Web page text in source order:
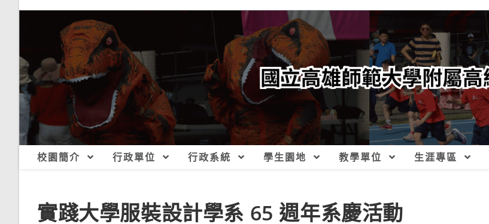
校園簡介 行政單位 行政系統 學生園地 教學單位 生涯專區
實踐大學服裝設計學系 65 週年系慶活動